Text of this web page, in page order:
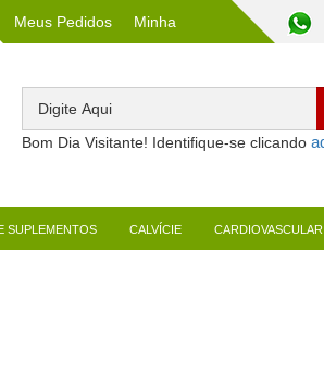
Meus Pedidos Minha
Bom Dia Visitante! Identifique-se clicando
SUPLEMENTOS CALVÍCIE CARDIOVASCULAR